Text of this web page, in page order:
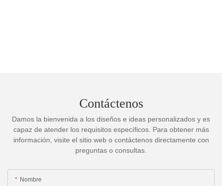
Contáctenos
Damos la bienvenida a los diseños e ideas personalizados y es
capaz de atender los requisitos específicos. Para obtener más
información, visite el sitio web o contáctenos directamente con
preguntas o consultas.
Nombre